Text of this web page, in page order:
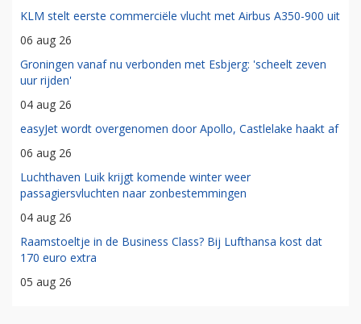
KLM stelt eerste commerciële vlucht met Airbus A350-900 uit
06 aug 26
Groningen vanaf nu verbonden met Esbjerg: 'scheelt zeven
uur rijden'
04 aug 26
easyJet wordt overgenomen door Apollo, Castlelake haakt af
06 aug 26
Luchthaven Luik krijgt komende winter weer
passagiersvluchten naar zonbestemmingen
04 aug 26
Raamstoeltje in de Business Class? Bij Lufthansa kost dat
170 euro extra
05 aug 26